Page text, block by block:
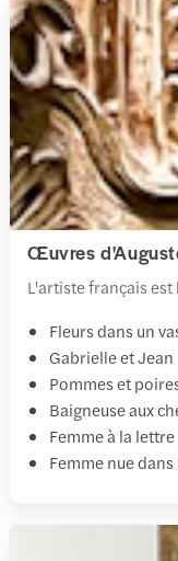
Œuvres
L'artiste français
Fleurs dans un
Gabrielle et Jean
Pommes et
Baigneuse aux
Femme à la lettre
Femme nue